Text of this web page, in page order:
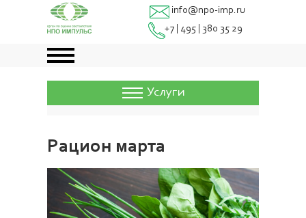
info@npo-imp.ru
+7 | 495 | 380 35 29
Услуги
Рацион марта